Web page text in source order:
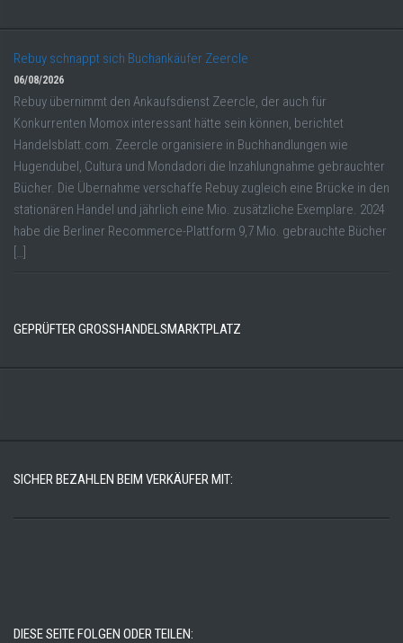
Rebuy schnappt sich Buchankäufer Zeercle
06/08/2026
Rebuy übernimmt den Ankaufsdienst Zeercle, der auch für
Konkurrenten Momox interessant hätte sein können, berichtet
Handelsblatt.com. Zeercle organisiere in Buchhandlungen wie
Hugendubel, Cultura und Mondadori die Inzahlungnahme gebrauchter
Bücher. Die Übernahme verschaffe Rebuy zugleich eine Brücke in den
stationären Handel und jährlich eine Mio. zusätzliche Exemplare. 2024
habe die Berliner Recommerce-Plattform 9,7 Mio. gebrauchte Bücher
[…]
GEPRÜFTER GROSSHANDELSMARKTPLATZ
SICHER BEZAHLEN BEIM VERKÄUFER MIT:
DIESE SEITE FOLGEN ODER TEILEN: